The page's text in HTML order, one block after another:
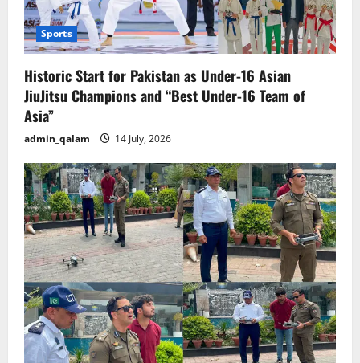
Sports
Historic Start for Pakistan as Under-16 Asian
JiuJitsu Champions and “Best Under-16 Team of
Asia”
admin_qalam 14 July, 2026